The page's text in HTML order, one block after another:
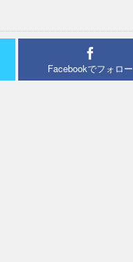
Facebookでフォロー